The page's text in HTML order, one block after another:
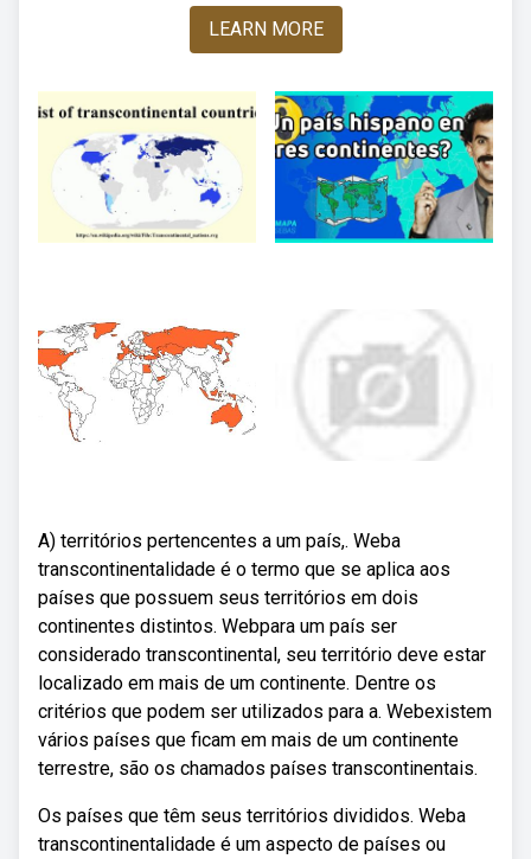
LEARN MORE
A) territórios pertencentes a um país,. Weba
transcontinentalidade é o termo que se aplica aos
países que possuem seus territórios em dois
continentes distintos. Webpara um país ser
considerado transcontinental, seu território deve estar
localizado em mais de um continente. Dentre os
critérios que podem ser utilizados para a. Webexistem
vários países que ficam em mais de um continente
terrestre, são os chamados países transcontinentais.
Os países que têm seus territórios divididos. Weba
transcontinentalidade é um aspecto de países ou